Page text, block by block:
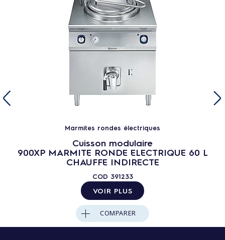
Marmites rondes électriques
Cuisson modulaire
900XP MARMITE RONDE ELECTRIQUE 60 L
CHAUFFE INDIRECTE
COD 391233
VOIR PLUS
COMPARER